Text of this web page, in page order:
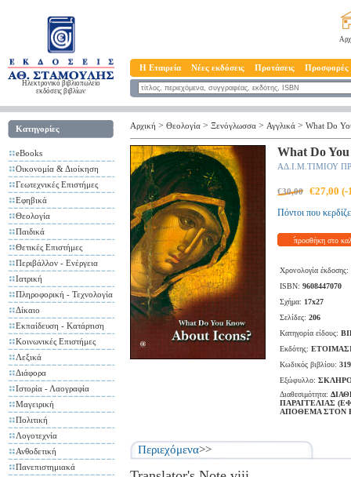
Ηλεκτρονικό βιβλιοπωλείο
εκδόσεις βιβλίων
Η Εταιρεία Νέες εκδόσεις Προτάσεις Προσφορές
Κατηγορίες
eBooks
Οικονομία & Διοίκηση
Γεωτεχνικές Επιστήμες
Εφηβικά
Θεολογία
Παιδικά
Θετικές Επιστήμες
Περιβάλλον - Ενέργεια
Ιατρική
Πληροφορική - Τεχνολογία
Δίκαιο
Εκπαίδευση - Κατάρτιση
Κοινωνικές Επιστήμες
Λεξικά
Διάφορα
Ιστορία - Λαογραφία
Μαγειρική
Πολιτική
Λογοτεχνία
Ανθοδετική
Πανεπιστημιακά
Αρχική > Θεολογία > Ξενόγλωσσα > Αγγλικά > What Do
What Do
ΑΔ.Ι.Μ.ΤΙΜΙΟΥ
€30,00 €27,00
Πόντοι που
προσθήκη στο
Χρονολογία έκδοσης:
ISBN: 9608447070
Σχήμα: 17x27
Σελίδες: 206
Κατηγορία είδους:
Εκδότης:
Κωδικός βιβλίου:
Εξώφυλλο:
Διαθεσιμότητα:
ΠΑΡΑΓΓΕΛΙΑΣ
ΑΠΟΘΕΜΑ ΣΤΟΝ
Περιεχόμενα>>